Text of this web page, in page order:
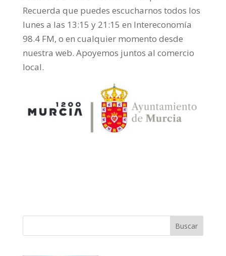
Recuerda que puedes escucharnos todos los
lunes a las 13:15 y 21:15 en Intereconomía
98.4 FM, o en cualquier momento desde
nuestra web. Apoyemos juntos al comercio
local.
Buscar